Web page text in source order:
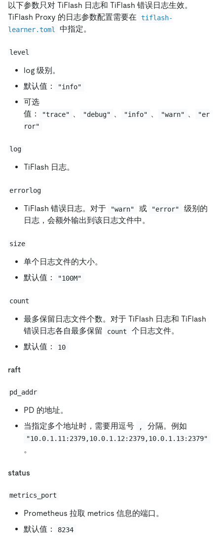
以下参数只对 TiFlash 日志和 TiFlash 错误日志生效。
TiFlash Proxy 的日志参数配置需要在
tiflash-
learner.toml
中指定。
level
log 级别。
默认值：
"info"
可选
值：
"trace" 、 "debug" 、 "info" 、 "warn" 、
"er
ror"
log
TiFlash 日志。
errorlog
TiFlash 错误日志。对于 "warn" 或 "error"
级别的
日志，会额外输出到该日志文件中。
size
单个日志文件的大小。
默认值：
"100M"
count
最多保留日志文件个数。对于 TiFlash 日志和 TiFlash
错误日志各自最多保留
count
个日志文件。
默认值：
10
raft
pd_addr
PD 的地址。
当指定多个地址时，需要用逗号
, 分隔。例如
"10.0.1.11:2379,10.0.1.12:2379,10.0.1.13:2379"
。
status
metrics_port
Prometheus 拉取 metrics 信息的端口。
默认值：
8234